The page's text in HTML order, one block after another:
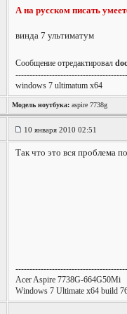
А на русском писать
винда 7 ультиматум
Сообщение отредактировал
windows 7 ultimatum x64
Модель ноутбука:aspire 7738g
10 января 2010 02:51
Так что это вся проблема
Acer Aspire 7738G-664G50Mi
Windows 7 Ultimate x64 build